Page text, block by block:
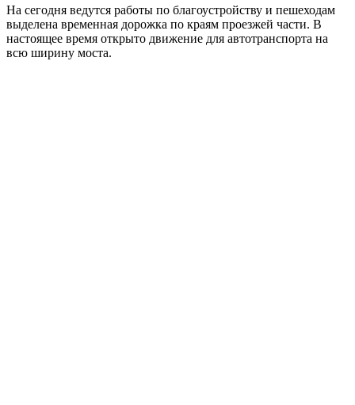
На сегодня ведутся работы по благоустройству и пешеходам
выделена временная дорожка по краям проезжей части. В
настоящее время открыто движение для автотранспорта на
всю ширину моста.